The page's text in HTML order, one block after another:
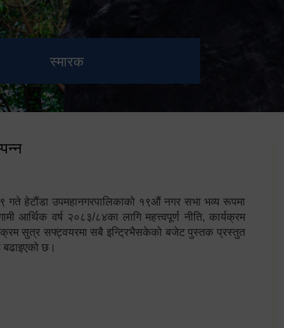
भुटनदेवी मन्दिर
स्मारक
उपमहानगरपालिका नगर
कार्यपालिकाको कार्यालय
डाँडाबाट देखिएको दृश्य
हेटौंडा उपमहानगरपालिकाको १९औं नगर सभा भव्य रूपमा
आर्थिक वर्ष २०८३/८४का लागि महत्त्वपूर्ण नीति, कार्यक्रम
सुत्र सफ्ट्वयरमा सबै इन्ट्रिभैसकेको बजेट पुस्तक प्रस्तुत
छ।